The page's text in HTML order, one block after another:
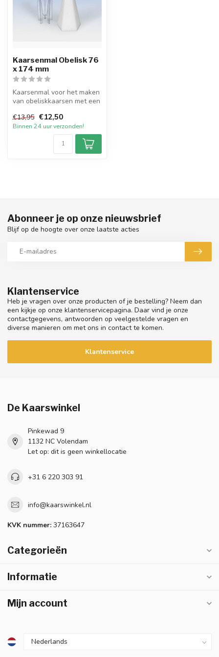
Kaarsenmal Obelisk 76
x 174 mm
Kaarsenmal voor het maken
van obeliskkaarsen met een
...
€13,95 €12,50
Binnen 24 uur verzonden!
Klantenservice
Heb je vragen over onze producten of je bestelling? Neem dan
een kijkje op onze klantenservicepagina. Daar vind je onze
contactgegevens, antwoorden op veelgestelde vragen en
diverse manieren om met ons in contact te komen.
Klantenservice
Abonneer je op onze nieuwsbrief
Blijf op de hoogte over onze laatste acties
De Kaarswinkel
Pinkewad 9
1132 NC Volendam
Let op: dit is geen winkellocatie
+31 6 220 303 91
info@kaarswinkel.nl
KVK nummer: 37163647
Categorieën
Informatie
Mijn account